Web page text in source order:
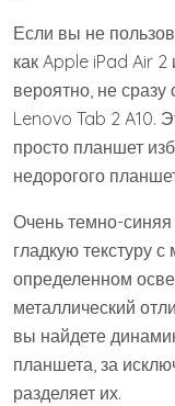
Если вы не
как Apple iPad Air
вероятно, не
Lenovo Tab 2 A10.
просто планшет
недорогого
Очень темно-синяя
гладкую текстуру
определенном
металлический
вы найдете
планшета, за
разделяет их.